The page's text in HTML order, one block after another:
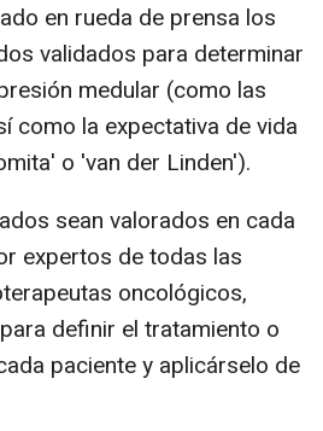
en rueda de prensa los
validados para determinar
medular (como las
como la expectativa de vida
o 'van der Linden').
sean valorados en cada
expertos de todas las
oncológicos,
definir el tratamiento o
paciente y aplicárselo de